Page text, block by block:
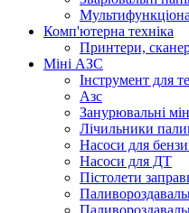
Комп'ютерна техніка
Принтери,
Міні АЗС
Інструмент для
Азс
Занурювальні
Лічильники
Насоси для
Насоси для ДТ
Пістолети